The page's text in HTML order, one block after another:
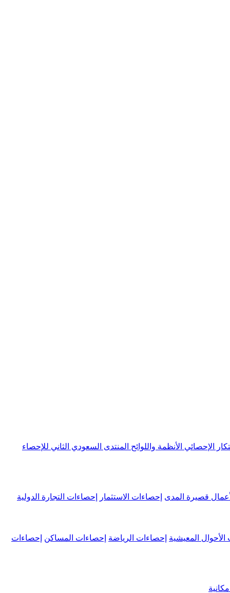
الإحصائي الأنظمة واللوائح المنتدى السعودي الثاني للإحصاء
قصيرة المدى إحصاءات الاستثمار إحصاءات التجارة الدولية
الأحوال المعيشية إحصاءات الرياضة إحصاءات المساكن إحصاءات